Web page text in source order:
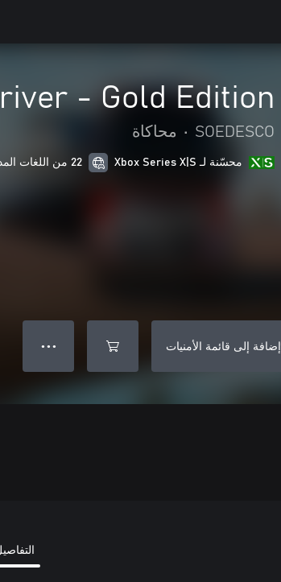
- Gold Edition
SOEDESCO
• محاكاة
محسّنة لـ Xbox Series X|S 22 من اللغات المدعمة
إضافة إلى قائمة الأمنيات ● ● ●